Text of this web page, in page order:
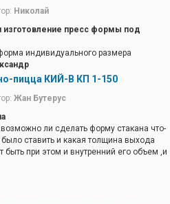
съедобный.
Николай
пресс формы под
индивидуального размера
индивидуальному заказу не делается.
пицца КИЙ-В КП 1-150
Жан Бутерус
ли сделать форму стакана что-
ставить и какая толщина выхода
быть при этом и внутренний его объем ,и